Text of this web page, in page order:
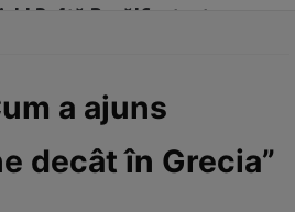
Poftă Bună!Contact
a ajuns
decât în Grecia”